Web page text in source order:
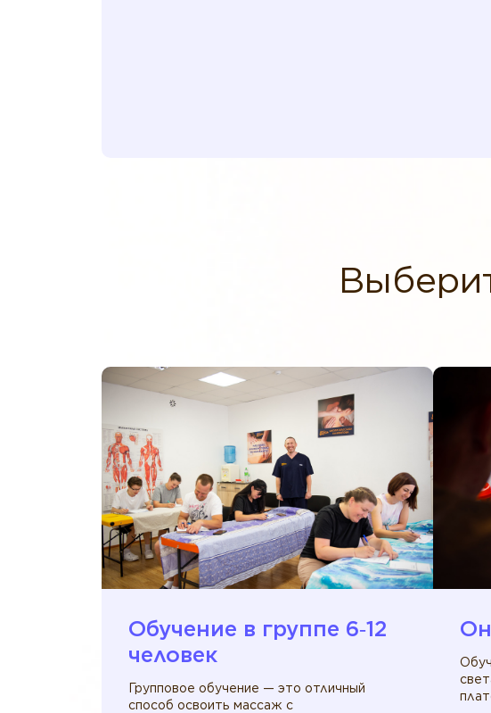
Обучение в группе 6‑12
человек
Групповое обучение — это отличный
способ освоить массаж с